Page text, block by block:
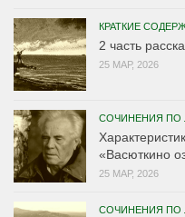
КРАТКИЕ
2 часть
25 МАР, 2026
СОЧИНЕНИЯ ПО
«Васюткино
25 МАР, 2026
СОЧИНЕНИЯ ПО